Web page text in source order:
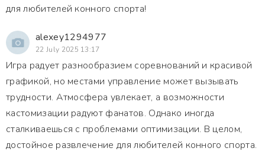
для любителей конного спорта!
alexey1294977
22 July 2025 13:17
Игра радует разнообразием соревнований и красивой
графикой, но местами управление может вызывать
трудности. Атмосфера увлекает, а возможности
кастомизации радуют фанатов. Однако иногда
сталкиваешься с проблемами оптимизации. В целом,
достойное развлечение для любителей конного спорта.